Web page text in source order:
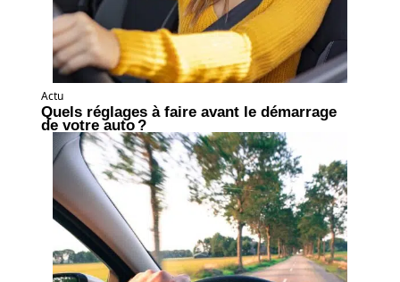
Actu
Quels réglages à faire avant le démarrage
de votre auto ?